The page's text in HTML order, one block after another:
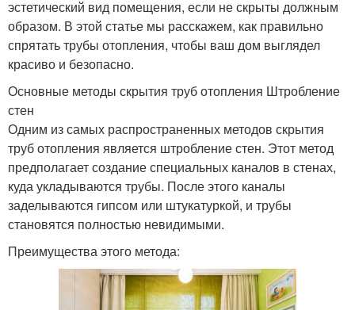
эстетический вид помещения, если не скрыты должным
образом. В этой статье мы расскажем, как правильно
спрятать трубы отопления, чтобы ваш дом выглядел
красиво и безопасно.
Основные методы скрытия труб отопления Штробление
стен
Одним из самых распространенных методов скрытия
труб отопления является штробление стен. Этот метод
предполагает создание специальных каналов в стенах,
куда укладываются трубы. После этого каналы
заделываются гипсом или штукатуркой, и трубы
становятся полностью невидимыми.
Преимущества этого метода: